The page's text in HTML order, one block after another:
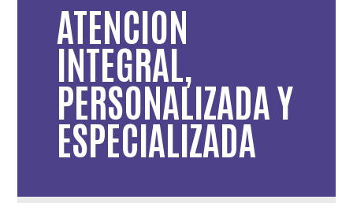
ATENCION
INTEGRAL,
PERSONALIZADA Y
ESPECIALIZADA